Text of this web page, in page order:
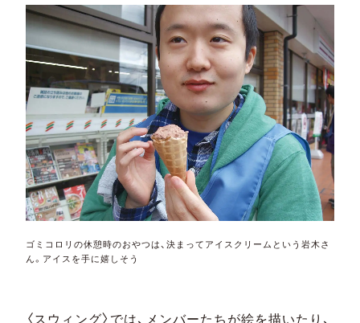
ゴミコロリの休憩時のおやつは、決まってアイスクリームという岩木さ
ん。アイスを手に嬉しそう
〈スウィング〉では、メンバーたちが絵を描いたり、